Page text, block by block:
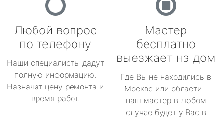
Любой вопрос
по телефону
Наши специалисты дадут
полную информацию.
Назначат цену ремонта и
время работ.
Мастер
бесплатно
выезжает на дом
Где Вы не находились в
Москве или области -
наш мастер в любом
случае будет у Вас в